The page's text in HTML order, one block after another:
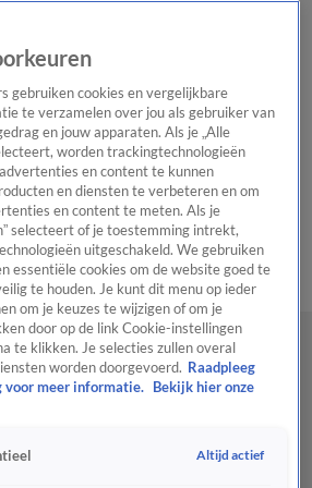
Regionieuws Het beste van Hart
Tip de
WeerTip de redactiePanelVideo's
gebruiken cookies en vergelijkbare
te verzamelen over jou als gebruiker van
en jouw apparaten. Als je „Alle
worden trackingtechnologieën
en content te kunnen
en diensten te verbeteren en om
en content te meten. Als je
selecteert of je toestemming intrekt,
uitgeschakeld. We gebruiken
essentiële cookies om de website goed te
te houden. Je kunt dit menu op ieder
om je keuzes te wijzigen of om je
door op de link Cookie-instellingen
te klikken. Je selecties zullen overal
worden doorgevoerd. Raadpleeg
voor meer informatie.
Bekijk hier onze
Altijd actief